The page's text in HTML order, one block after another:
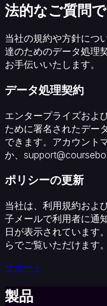
利
団
体
コ
ア
プ
ラ
ッ
ト
フ
ォ
ー
e
ー
ニ
ン
グ
ス
ム
法的なご質問
当社の規約や方針につ
達のためのデータ処理
お手伝いいたします。
データ処理契約
エンタープライズおよ
ために署名されたデー
できます。アカウント
か、
ポリシーの更新
当社は、利用規約およ
子メールで利用者に通
日が表示されています
らでご覧いただけます。
サポート
製品